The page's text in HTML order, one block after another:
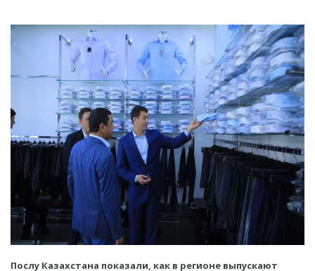
Послу Казахстана показали, как в регионе выпускают